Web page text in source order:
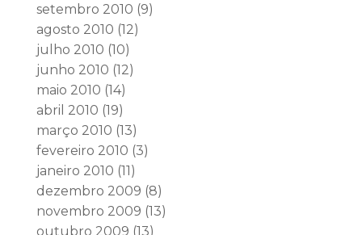
setembro 2010 (9)
agosto 2010 (12)
julho 2010 (10)
junho 2010 (12)
maio 2010 (14)
abril 2010 (19)
março 2010 (13)
fevereiro 2010 (3)
janeiro 2010 (11)
dezembro 2009 (8)
novembro 2009 (13)
outubro 2009 (13)